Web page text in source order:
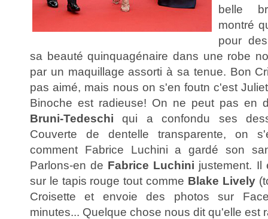
belle
montré
pour
sa beauté quinquagénaire dans une robe
par un maquillage assorti à sa tenue. Bon
pas aimé, mais nous on s'en foutn c'est
Binoche est radieuse! On ne peut pas en
Bruni-Tedeschi qui a confondu ses
Couverte de dentelle transparente, on
comment Fabrice Luchini a gardé son
Parlons-en de Fabrice Luchini justement. Il
sur le tapis rouge tout comme Blake Lively
Croisette et envoie des photos sur
minutes... Quelque chose nous dit qu'elle est